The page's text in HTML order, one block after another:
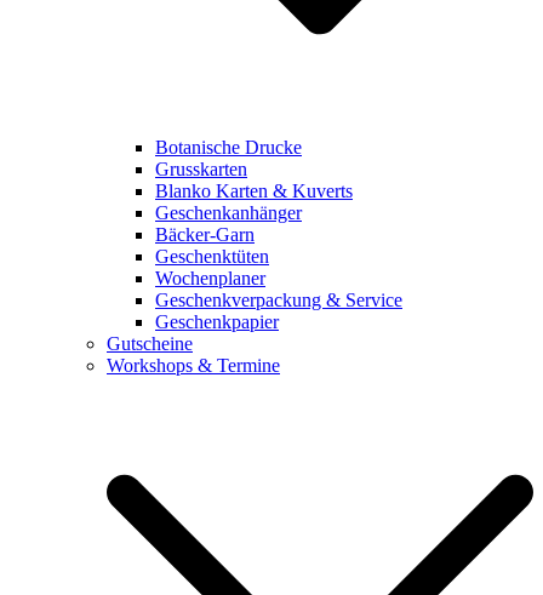
Botanische Drucke
Grusskarten
Blanko Karten & Kuverts
Geschenkanhänger
Bäcker-Garn
Geschenktüten
Wochenplaner
Geschenkverpackung & Service
Geschenkpapier
Gutscheine
Workshops & Termine